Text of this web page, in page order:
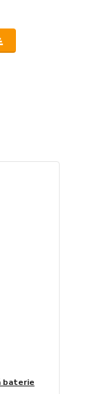
baterie